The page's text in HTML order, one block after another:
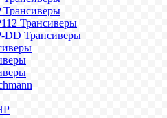
Трансиверы
Трансиверы
DD Трансиверы